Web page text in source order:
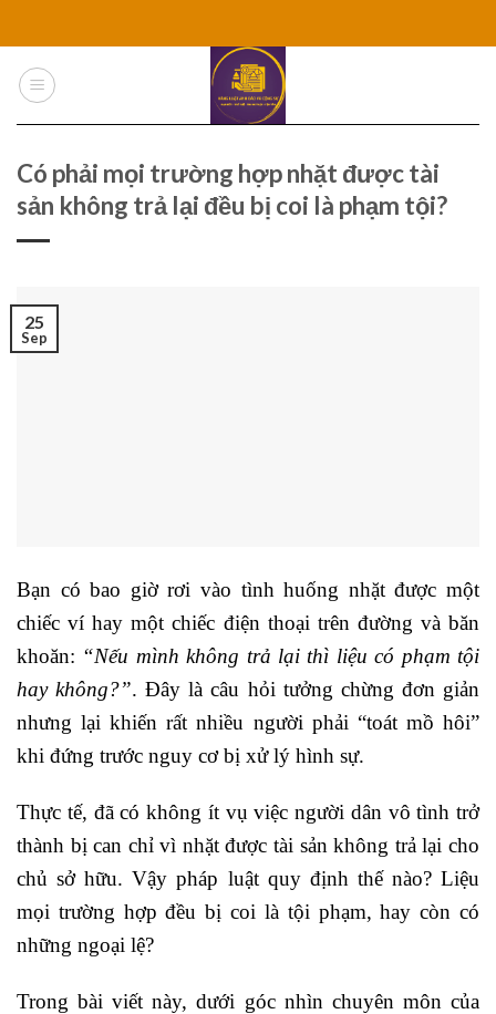
content
Có phải mọi trường hợp nhặt được tài
sản không trả lại đều bị coi là phạm tội?
25
Sep
Bạn có bao giờ rơi vào tình huống nhặt được một
chiếc ví hay một chiếc điện thoại trên đường và băn
khoăn: “Nếu mình không trả lại thì liệu có phạm tội
hay không?”. Đây là câu hỏi tưởng chừng đơn giản
nhưng lại khiến rất nhiều người phải “toát mồ hôi”
khi đứng trước nguy cơ bị xử lý hình sự.
Thực tế, đã có không ít vụ việc người dân vô tình trở
thành bị can chỉ vì nhặt được tài sản không trả lại cho
chủ sở hữu. Vậy pháp luật quy định thế nào? Liệu
mọi trường hợp đều bị coi là tội phạm, hay còn có
những ngoại lệ?
Trong bài viết này, dưới góc nhìn chuyên môn của